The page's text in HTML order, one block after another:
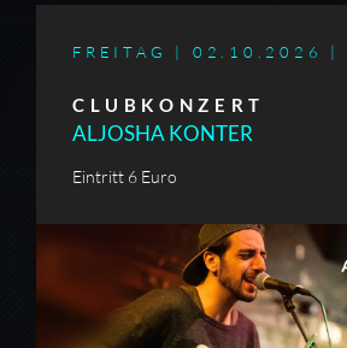
FREITAG | 02.10.2026 |
CLUBKONZERT
ALJOSHA KONTER
Eintritt 6 Euro